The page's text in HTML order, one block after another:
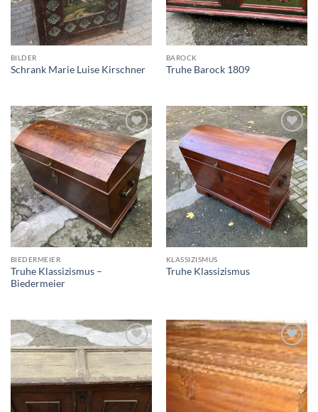
BILDER
Schrank Marie Luise Kirschner
BAROCK
Truhe Barock 1809
Auf die
Wunschliste
BIEDERMEIER
Truhe Klassizismus –
Biedermeier
Auf die
Wunschliste
KLASSIZISMUS
Truhe Klassizismus
Auf die
Wunschliste
Auf die
Wunschliste